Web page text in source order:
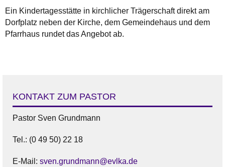
Ein Kindertagesstätte in kirchlicher Trägerschaft direkt am
Dorfplatz neben der Kirche, dem Gemeindehaus und dem
Pfarrhaus rundet das Angebot ab.
KONTAKT ZUM PASTOR
Pastor Sven Grundmann
Tel.: (0 49 50) 22 18
E-Mail: sven.grundmann@evlka.de